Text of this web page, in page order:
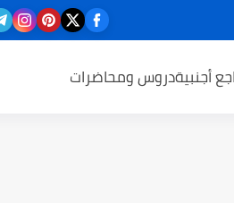
أجنبيةدروس ومحاضرات